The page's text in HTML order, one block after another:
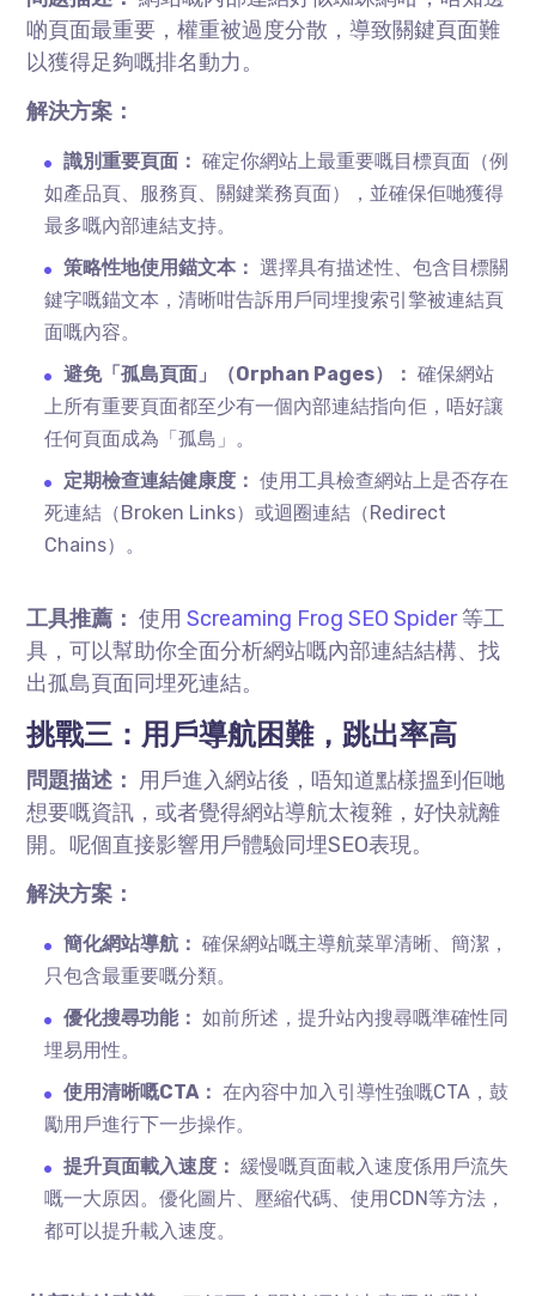
啲頁面最重要，權重被過度分散，導致關鍵頁面難
以獲得足夠嘅排名動力。
解決方案：
識別重要頁面： 確定你網站上最重要嘅目標頁面（例
如產品頁、服務頁、關鍵業務頁面），並確保佢哋獲得
最多嘅內部連結支持。
策略性地使用錨文本： 選擇具有描述性、包含目標關
鍵字嘅錨文本，清晰咁告訴用戶同埋搜索引擎被連結頁
面嘅內容。
避免「孤島頁面」（Orphan Pages）： 確保網站
上所有重要頁面都至少有一個內部連結指向佢，唔好讓
任何頁面成為「孤島」。
定期檢查連結健康度： 使用工具檢查網站上是否存在
死連結（Broken Links）或迴圈連結（Redirect
Chains）。
工具推薦： 使用Screaming Frog SEO Spider等工
具，可以幫助你全面分析網站嘅內部連結結構、找
出孤島頁面同埋死連結。
挑戰三：用戶導航困難，跳出率高
問題描述： 用戶進入網站後，唔知道點樣搵到佢哋
想要嘅資訊，或者覺得網站導航太複雜，好快就離
開。呢個直接影響用戶體驗同埋SEO表現。
解決方案：
簡化網站導航： 確保網站嘅主導航菜單清晰、簡潔，
只包含最重要嘅分類。
優化搜尋功能： 如前所述，提升站內搜尋嘅準確性同
埋易用性。
使用清晰嘅CTA： 在內容中加入引導性強嘅CTA，鼓
勵用戶進行下一步操作。
提升頁面載入速度： 緩慢嘅頁面載入速度係用戶流失
嘅一大原因。優化圖片、壓縮代碼、使用CDN等方法，
都可以提升載入速度。